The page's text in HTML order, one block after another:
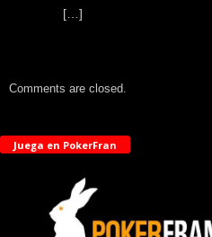
[…]
Comments are closed.
Juega en PokerFran